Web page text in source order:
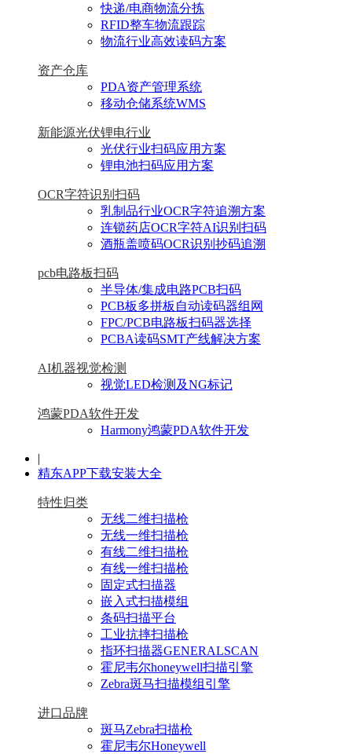
快递/电商物流分拣
RFID整车物流跟踪
物流行业高效读码方案
资产仓库
PDA资产管理系统
移动仓储系统WMS
新能源光伏锂电行业
光伏行业扫码应用方案
锂电池扫码应用方案
OCR字符识别扫码
乳制品行业OCR字符追溯方案
连锁药店OCR字符AI识别扫码
酒瓶盖喷码OCR识别抄码追溯
pcb电路板扫码
半导体/集成电路PCB扫码
PCB板多拼板自动读码器组网
FPC/PCB电路板扫码器选择
PCBA读码SMT产线解决方案
AI机器视觉检测
视觉LED检测及NG标记
鸿蒙PDA软件开发
Harmony鸿蒙PDA软件开发
|
精东APP下载安装大全
特性归类
无线二维扫描枪
无线一维扫描枪
有线二维扫描枪
有线一维扫描枪
固定式扫描器
嵌入式扫描模组
条码扫描平台
工业抗摔扫描枪
指环扫描器GENERALSCAN
霍尼韦尔honeywell扫描引擎
Zebra斑马扫描模组引擎
进口品牌
斑马Zebra扫描枪
霍尼韦尔Honeywell